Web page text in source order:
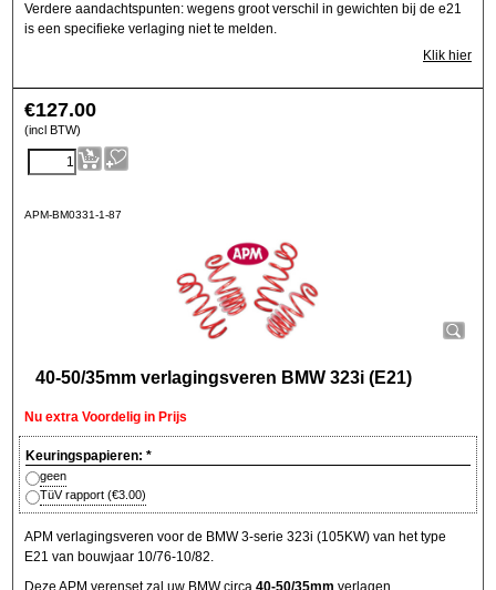
Verdere aandachtspunten: wegens groot verschil in gewichten bij de e21
is een specifieke verlaging niet te melden.
Klik hier
€127.00
(incl BTW)
APM-BM0331-1-87
40-50/35mm verlagingsveren BMW 323i (E21)
Nu extra Voordelig in Prijs
Keuringspapieren: *
geen
TüV rapport (€3.00)
APM verlagingsveren voor de BMW 3-serie 323i (105KW) van het type
E21 van bouwjaar 10/76-10/82.
Deze APM verenset zal uw BMW circa 40-50/35mm verlagen.